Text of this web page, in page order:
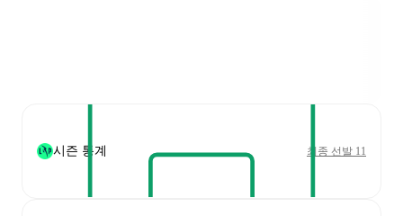
시즌 통계 최종 선발 11